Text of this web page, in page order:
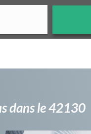
dans le 42130